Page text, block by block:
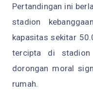
Pertandingan ini
stadion
kapasitas sekitar
tercipta di stadion
dorongan moral
rumah.